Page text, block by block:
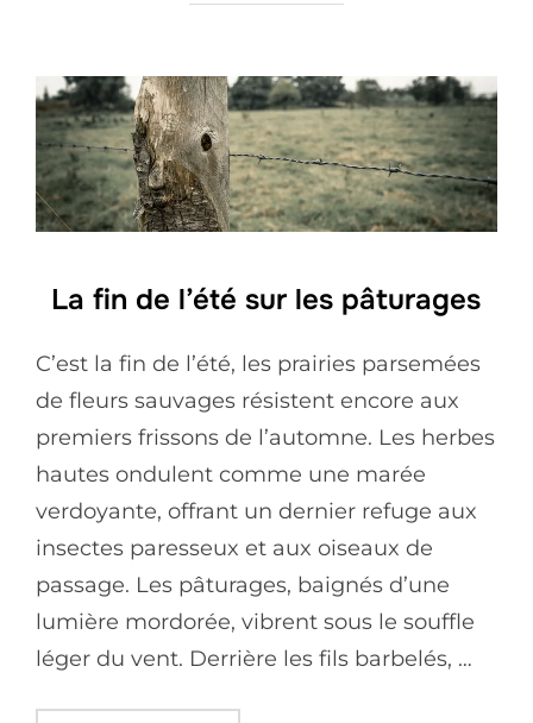
La fin de l’été sur les pâturages
C’est la fin de l’été, les prairies parsemées
de fleurs sauvages résistent encore aux
premiers frissons de l’automne. Les herbes
hautes ondulent comme une marée
verdoyante, offrant un dernier refuge aux
insectes paresseux et aux oiseaux de
passage. Les pâturages, baignés d’une
lumière mordorée, vibrent sous le souffle
léger du vent. Derrière les fils barbelés, …